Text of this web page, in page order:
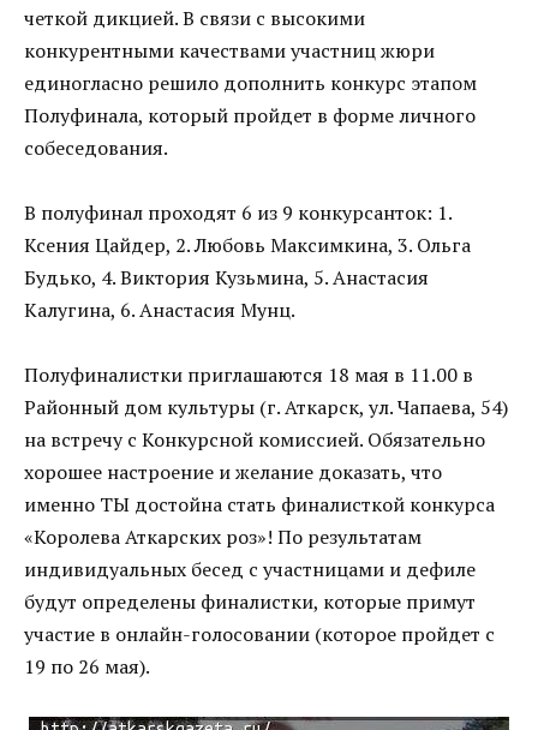
четкой дикцией. В связи с высокими
конкурентными качествами участниц жюри
единогласно решило дополнить конкурс этапом
Полуфинала, который пройдет в форме личного
собеседования.
В полуфинал проходят 6 из 9 конкурсанток: 1.
Ксения Цайдер, 2. Любовь Максимкина, 3. Ольга
Будько, 4. Виктория Кузьмина, 5. Анастасия
Калугина, 6. Анастасия Мунц.
Полуфиналистки приглашаются 18 мая в 11.00 в
Районный дом культуры (г. Аткарск, ул. Чапаева, 54)
на встречу с Конкурсной комиссией. Обязательно
хорошее настроение и желание доказать, что
именно ТЫ достойна стать финалисткой конкурса
«Королева Аткарских роз»! По результатам
индивидуальных бесед с участницами и дефиле
будут определены финалистки, которые примут
участие в онлайн-голосовании (которое пройдет с
19 по 26 мая).